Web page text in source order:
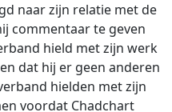
naar zijn relatie met de
commentaar te geven
hield met zijn werk
dat hij er geen anderen
hielden met zijn
voordat Chadchart